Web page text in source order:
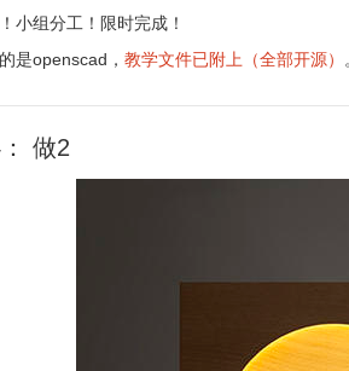
小组分工！限时完成！
是openscad， 教学文件已附上（全部开源）
做2